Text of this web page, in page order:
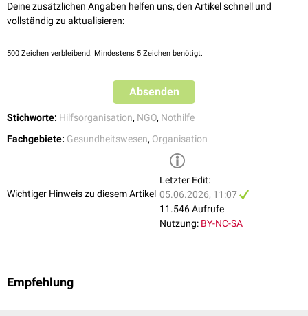
gewährleistet sind.
Deine zusätzlichen Angaben helfen uns, den Artikel schnell und
vollständig zu aktualisieren:
500 Zeichen verbleibend. Mindestens 5 Zeichen benötigt.
Absenden
Stichworte: Hilfsorganisation, NGO, Nothilfe
Fachgebiete: Gesundheitswesen, Organisation
Wichtiger Hinweis zu diesem Artikel
Letzter Edit:
05.06.2026, 11:07
11.546 Aufrufe
Nutzung: BY-NC-SA
Empfehlung